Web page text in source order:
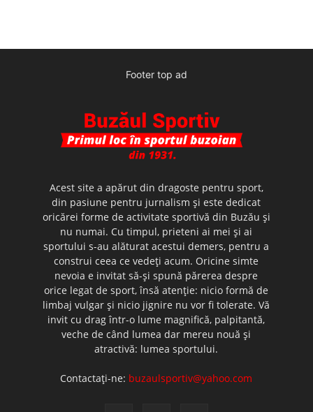
Footer top ad
Acest site a apărut din dragoste pentru sport,
din pasiune pentru jurnalism şi este dedicat
oricărei forme de activitate sportivă din Buzău şi
nu numai. Cu timpul, prieteni ai mei şi ai
sportului s-au alăturat acestui demers, pentru a
construi ceea ce vedeţi acum. Oricine simte
nevoia e invitat să-şi spună părerea despre
orice legat de sport, însă atenţie: nicio formă de
limbaj vulgar şi nicio jignire nu vor fi tolerate. Vă
invit cu drag într-o lume magnifică, palpitantă,
veche de când lumea dar mereu nouă şi
atractivă: lumea sportului.
Contactați-ne: buzaulsportiv@yahoo.com